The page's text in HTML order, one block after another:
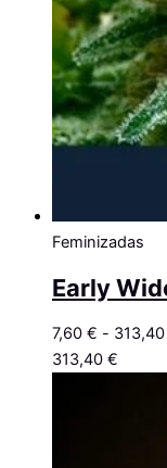
Feminizadas
Early
7,60 € - 313,40
313,40 €